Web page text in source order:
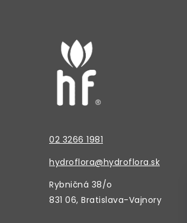
02 3266 1981
hydroflora@hydroflora.sk
Rybničná 38/o
831 06, Bratislava-Vajnory